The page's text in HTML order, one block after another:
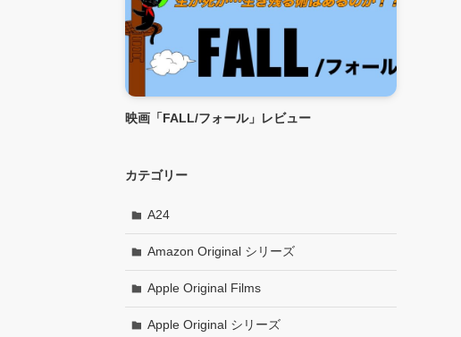
映画「FALL/フォール」レビュー
カテゴリー
A24
Amazon Original シリーズ
Apple Original Films
Apple Original シリーズ